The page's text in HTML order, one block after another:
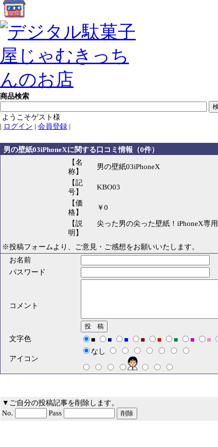
商品検索
ようこそゲスト様
| ログイン | 会員登録 |
男の壁紙03iPhoneXに関する口コミ情報（0件）
【名
称】
男の壁紙03iPhoneX
【記
号】
KBO03
【価
格】
￥0
【説
明】
尖った男の尖った壁紙！iPhoneX専
※投稿フォームより、ご意見・ご感想をお願いいたします。
お名前
パスワード
コメント
文字色 ■ ■ ■ ■ ■ ■ ■ ■
アイコン
なし
▼ご自分の投稿記事を削除します。
No.
Pass